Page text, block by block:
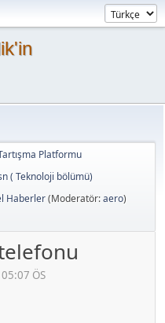
Platformu
( Teknoloji bölümü)
Haberler(Moderatör:aero)
ÖS